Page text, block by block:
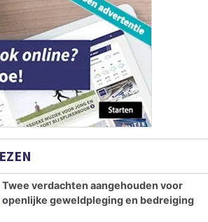
Twee verdachten aangehouden voor
openlijke geweldpleging en bedreiging